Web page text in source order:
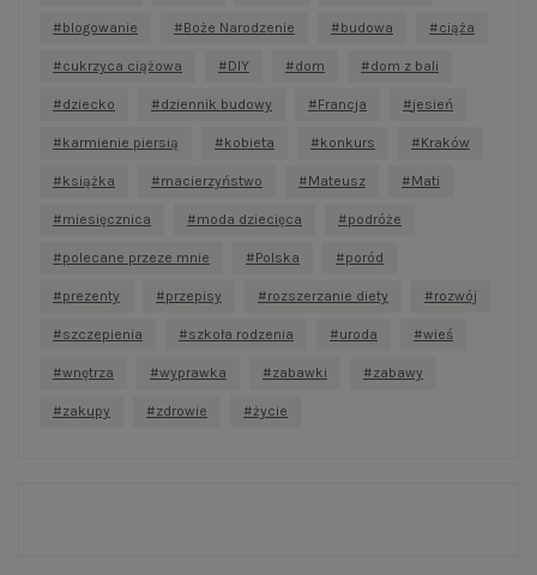
blogowanie Boże Narodzenie budowa ciąża
cukrzyca ciążowa DIY dom dom z bali
dziecko dziennik budowy Francja jesień
karmienie piersią kobieta konkurs Kraków
książka macierzyństwo Mateusz Mati
miesięcznica moda dziecięca podróże
polecane przeze mnie Polska poród
prezenty przepisy rozszerzanie diety rozwój
szczepienia szkoła rodzenia uroda wieś
wnętrza wyprawka zabawki zabawy
zakupy zdrowie życie